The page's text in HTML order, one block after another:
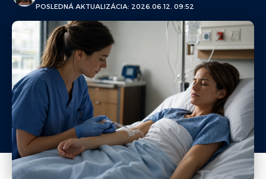
POSLEDNÁ AKTUALIZÁCIA: 2026.06.12. 09:52